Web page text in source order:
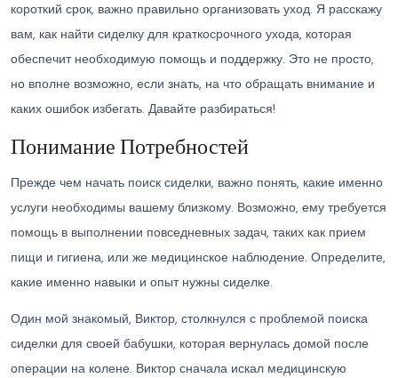
короткий срок, важно правильно организовать уход. Я расскажу
вам, как найти сиделку для краткосрочного ухода, которая
обеспечит необходимую помощь и поддержку. Это не просто,
но вполне возможно, если знать, на что обращать внимание и
каких ошибок избегать. Давайте разбираться!
Понимание Потребностей
Прежде чем начать поиск сиделки, важно понять, какие именно
услуги необходимы вашему близкому. Возможно, ему требуется
помощь в выполнении повседневных задач, таких как прием
пищи и гигиена, или же медицинское наблюдение. Определите,
какие именно навыки и опыт нужны сиделке.
Один мой знакомый, Виктор, столкнулся с проблемой поиска
сиделки для своей бабушки, которая вернулась домой после
операции на колене. Виктор сначала искал медицинскую